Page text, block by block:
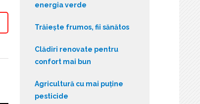
energia verde
Trăiește frumos, fii sănătos
Clădiri renovate pentru
confort mai bun
Agricultură cu mai puține
pesticide